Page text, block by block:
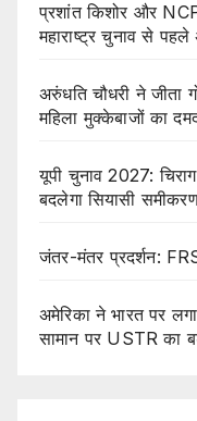
प्रशांत किशोर और
महाराष्ट्र चुनाव से
अरुंधति चौधरी ने जीता
महिला मुक्केबाजों का
यूपी चुनाव 2027:
बदलेगा सियासी
जंतर-मंतर प्रदर्शन:
अमेरिका ने भारत पर
सामान पर USTR का